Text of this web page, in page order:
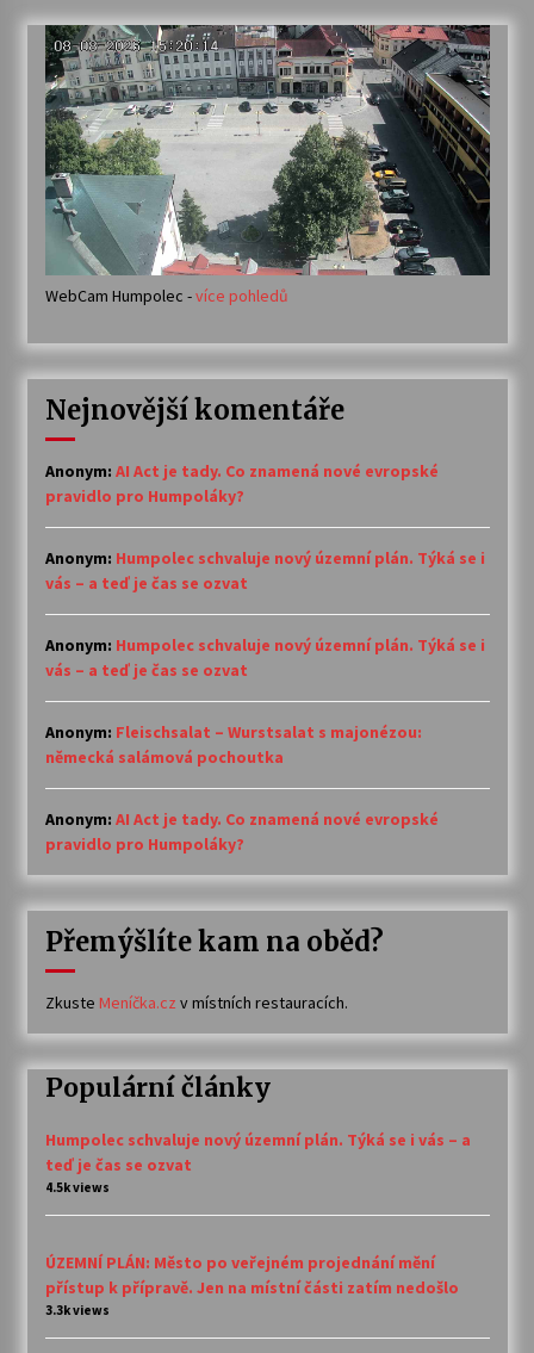
WebCam Humpolec -více pohledů
Nejnovější komentáře
Anonym: AI Act je tady. Co znamená nové evropské
pravidlo pro Humpoláky?
Anonym: Humpolec schvaluje nový územní plán. Týká se i
vás – a teď je čas se ozvat
Anonym: Humpolec schvaluje nový územní plán. Týká se i
vás – a teď je čas se ozvat
Anonym: Fleischsalat – Wurstsalat s majonézou:
německá salámová pochoutka
Anonym: AI Act je tady. Co znamená nové evropské
pravidlo pro Humpoláky?
Přemýšlíte kam na oběd?
Zkuste Meníčka.cz v místních restauracích.
Populární články
Humpolec schvaluje nový územní plán. Týká se i vás – a
teď je čas se ozvat
4.5k views
ÚZEMNÍ PLÁN: Město po veřejném projednání mění
přístup k přípravě. Jen na místní části zatím nedošlo
3.3k views